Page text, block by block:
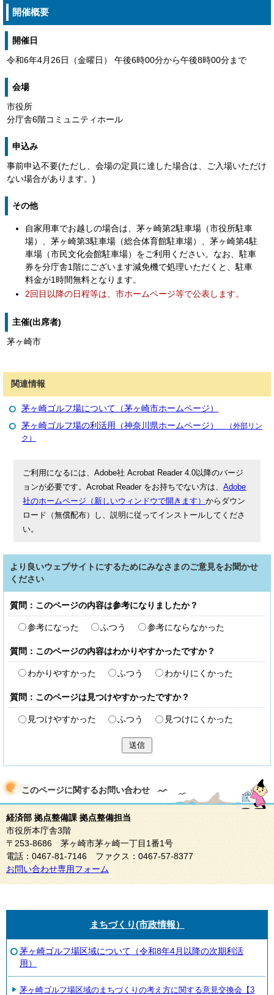
開催概要
開催日
令和6年4月26日（金曜日） 午後6時00分から午後8時00分まで
会場
市役所
分庁舎6階コミュニティホール
申込み
事前申込不要(ただし、会場の定員に達した場合は、ご入場いただけ
ない場合があります。)
その他
自家用車でお越しの場合は、茅ヶ崎第2駐車場（市役所駐車
場）、茅ヶ崎第3駐車場（総合体育館駐車場）、茅ヶ崎第4駐
車場（市民文化会館駐車場）をご利用ください。なお、駐車
券を分庁舎1階にございます減免機で処理いただくと、駐車
料金が1時間無料となります。
2回目以降の日程等は、市ホームページ等で公表します。
主催(出席者)
茅ヶ崎市
関連情報
茅ヶ崎ゴルフ場について（茅ヶ崎市ホームページ）
茅ヶ崎ゴルフ場の利活用（神奈川県ホームページ）
（外部リン
ク）
ご利用になるには、Adobe社 Acrobat Reader 4.0以降のバージ
ョンが必要です。Acrobat Reader をお持ちでない方は、Adobe
社のホームページ（新しいウィンドウで開きます）からダウン
ロード（無償配布）し、説明に従ってインストールしてくださ
い。
より良いウェブサイトにするためにみなさまのご意見をお聞かせ
ください
質問：このページの内容は参考になりましたか？
参考になった ふつう 参考にならなかった
質問：このページの内容はわかりやすかったですか？
わかりやすかった ふつう わかりにくかった
質問：このページは見つけやすかったですか？
見つけやすかった ふつう 見つけにくかった
送信
このページに関するお問い合わせ
経済部 拠点整備課 拠点整備担当
市役所本庁舎3階
〒253-8686 茅ヶ崎市茅ヶ崎一丁目1番1号
電話：0467-81-7146 ファクス：0467-57-8377
お問い合わせ専用フォーム
まちづくり(市政情報）
茅ヶ崎ゴルフ場区域について（令和8年4月以降の次期利活
用）
茅ヶ崎ゴルフ場区域のまちづくりの考え方に関する意見交換会【3